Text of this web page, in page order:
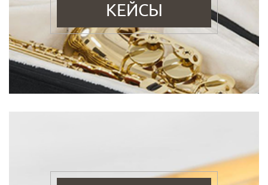
КЕЙСЫ